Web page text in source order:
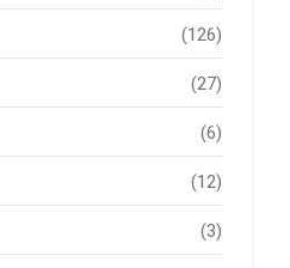
(126)
(27)
(6)
(12)
(3)